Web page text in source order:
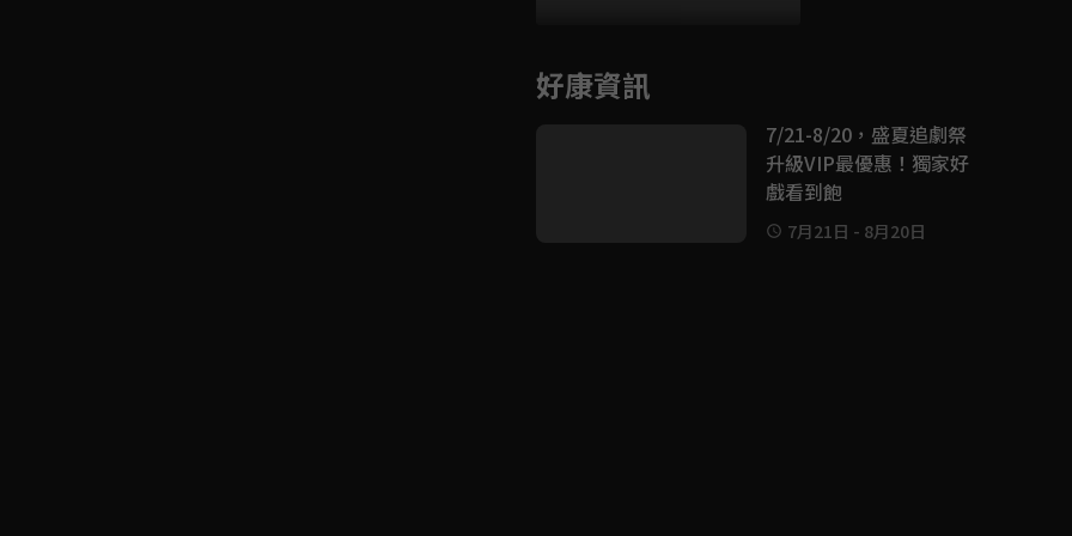
好康資訊
7/21-8/20，盛夏追劇祭
升級VIP最優惠！獨家好
戲看到飽
7月21日 - 8月20日